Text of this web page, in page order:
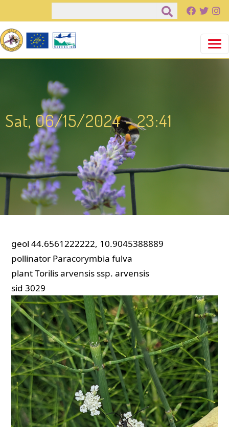
Παράκαμψη προς το κυρίως περιεχόμενο
Sat, 06/15/2024 - 23:41
geol 44.6561222222, 10.9045388889
pollinator Paracorymbia fulva
plantTorilis arvensis ssp. arvensis
sid 3029